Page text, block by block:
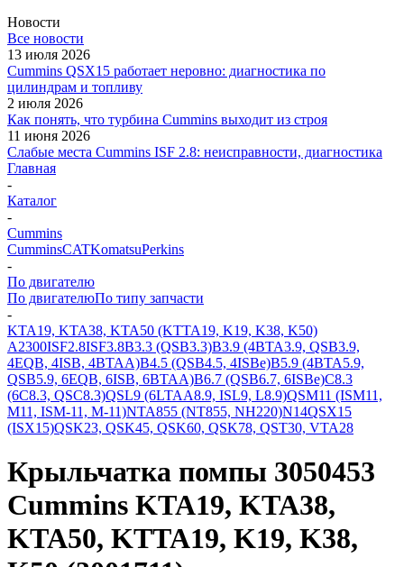
Новости
Все новости
13 июля 2026
Cummins QSX15 работает неровно: диагностика по
цилиндрам и топливу
2 июля 2026
Как понять, что турбина Cummins выходит из строя
11 июня 2026
Слабые места Cummins ISF 2.8: неисправности, диагностика
Главная
-
Каталог
-
Cummins
CumminsCATKomatsuPerkins
-
По двигателю
По двигателюПо типу запчасти
-
KTA19, KTA38, KTA50 (KTTA19, K19, K38, K50)
A2300ISF2.8ISF3.8B3.3 (QSB3.3)B3.9 (4BTA3.9, QSB3.9,
4EQB, 4ISB, 4BTAA)B4.5 (QSB4.5, 4ISBe)B5.9 (4BTA5.9,
QSB5.9, 6EQB, 6ISB, 6BTAA)B6.7 (QSB6.7, 6ISBe)C8.3
(6C8.3, QSC8.3)QSL9 (6LTAA8.9, ISL9, L8.9)QSM11 (ISM11,
M11, ISM-11, M-11)NTA855 (NT855, NH220)N14QSX15
(ISX15)QSK23, QSK45, QSK60, QSK78, QST30, VTA28
Крыльчатка помпы 3050453
Cummins KTA19, KTA38,
KTA50, KTTA19, K19, K38,